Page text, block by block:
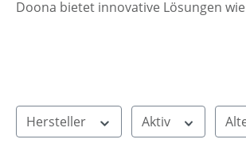
Doona bietet innovative Lösungen
Hersteller Aktiv